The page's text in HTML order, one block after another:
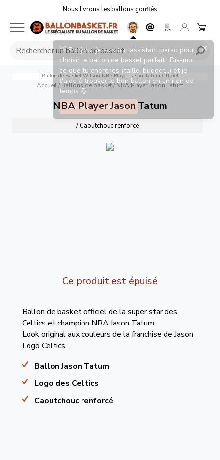
Nous livrons les ballons gonflés
Ballon de Basket Wilson NBA Player Jason Tatum Officiel
Accueil/Ballons de basket/ NBA Player Jason Tatum
NBA Player Jason Tatum
/ Caoutchouc renforcé
Ce produit est épuisé
Ballon de basket officiel de la super star des
Celtics et champion NBA Jason Tatum
Look original aux couleurs de la franchise de Jason
Logo Celtics
Ballon Jason Tatum
Logo des Celtics
Caoutchouc renforcé
👋 Bonjour, je suis ton assistant perso pour
choisir le ballon de basket parfait ! Dis-moi
ce que tu cherches (taille, budget...) et je
t'aide à trouver le bon ballon en un rien de
temps 💪
Discuter maintenant
×